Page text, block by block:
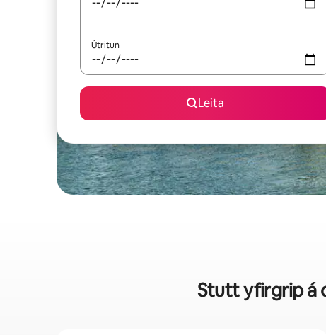
Útritun
Leita
Stutt yfirgrip á